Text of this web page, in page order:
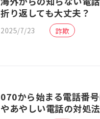
折り返しても大丈夫？
2025/7/23 詐欺
070から始まる電話番
やあやしい電話の対処